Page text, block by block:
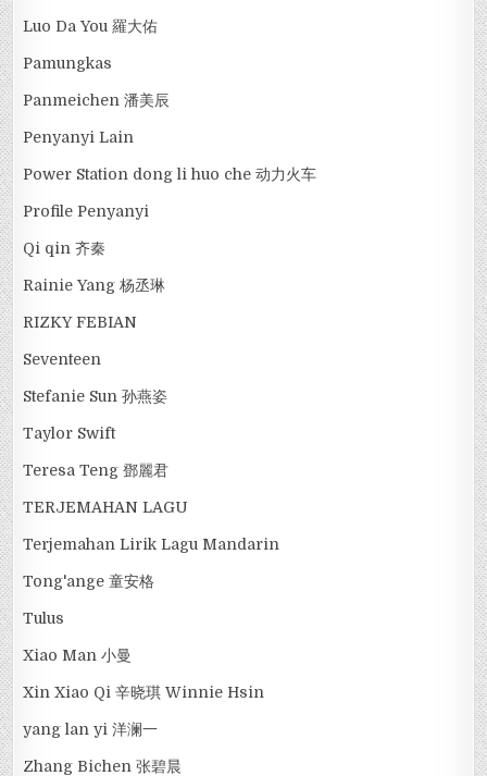
Luo Da You 羅大佑
Pamungkas
Panmeichen 潘美辰
Penyanyi Lain
Power Station dong li huo che 动力火车
Profile Penyanyi
Qi qin 齐秦
Rainie Yang 杨丞琳
RIZKY FEBIAN
Seventeen
Stefanie Sun 孙燕姿
Taylor Swift
Teresa Teng 鄧麗君
TERJEMAHAN LAGU
Terjemahan Lirik Lagu Mandarin
Tong'ange 童安格
Tulus
Xiao Man 小曼
Xin Xiao Qi 辛晓琪 Winnie Hsin
yang lan yi 洋澜一
Zhang Bichen 张碧晨